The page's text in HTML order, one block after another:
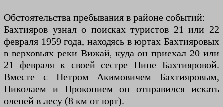
Обстоятельства пребывания в районе событий:
Бахтияров узнал о поисках туристов 21 или 22
февраля 1959 года, находясь в юртах Бахтияровых
в верховьях реки Вижай, куда он приехал 20 или
21 февраля к своей сестре Нине Бахтияровой.
Вместе с Петром Акимовичем Бахтияровым,
Николаем и Прокопием он отправился искать
оленей в лесу (8 км от юрт).